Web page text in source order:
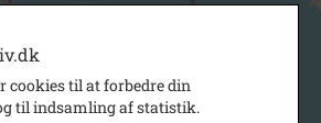
cookies til at forbedre din
til indsamling af statistik.